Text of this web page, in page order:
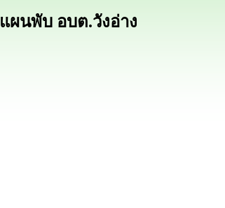
แผนพับ อบต.วังอ่าง